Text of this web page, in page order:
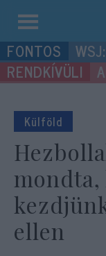
Kilépés
a
tartalomba
Külföld
mondta,
ellen